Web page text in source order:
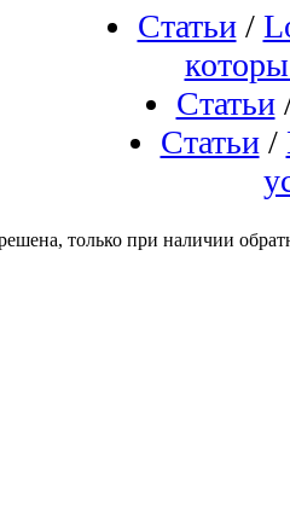
Статьи/
Статьи
Статьи/
только при наличии